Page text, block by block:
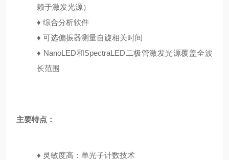
赖于激发光源）
♦ 综合分析软件
♦ 可选偏振器测量自旋相关时间
♦ NanoLED和SpectraLED二极管激发光源覆盖全波
长范围
主要特点：
♦ 灵敏度高：单光子计数技术